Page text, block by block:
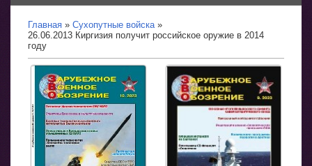
Главная
Сухопутные войска
26.06.2013 Киргизия получит российское оружие в 2014
году